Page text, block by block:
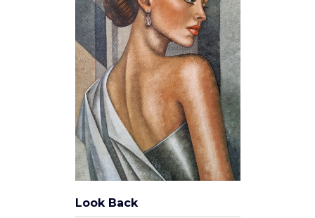
Look Back